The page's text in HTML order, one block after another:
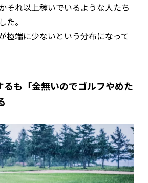
それ以上稼いでいるような人たち
た。
極端に少ないという分布になって
も「金無いのでゴルフやめた